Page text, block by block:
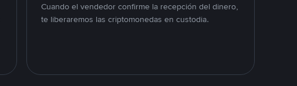
Cuando el vendedor confirme la recepción del dinero,
te liberaremos las criptomonedas en custodia.